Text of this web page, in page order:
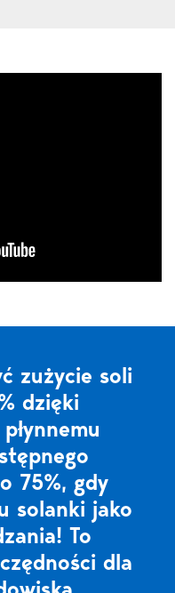
zużycie soli
dzięki
75%, gdy
solanki jako
To
dla